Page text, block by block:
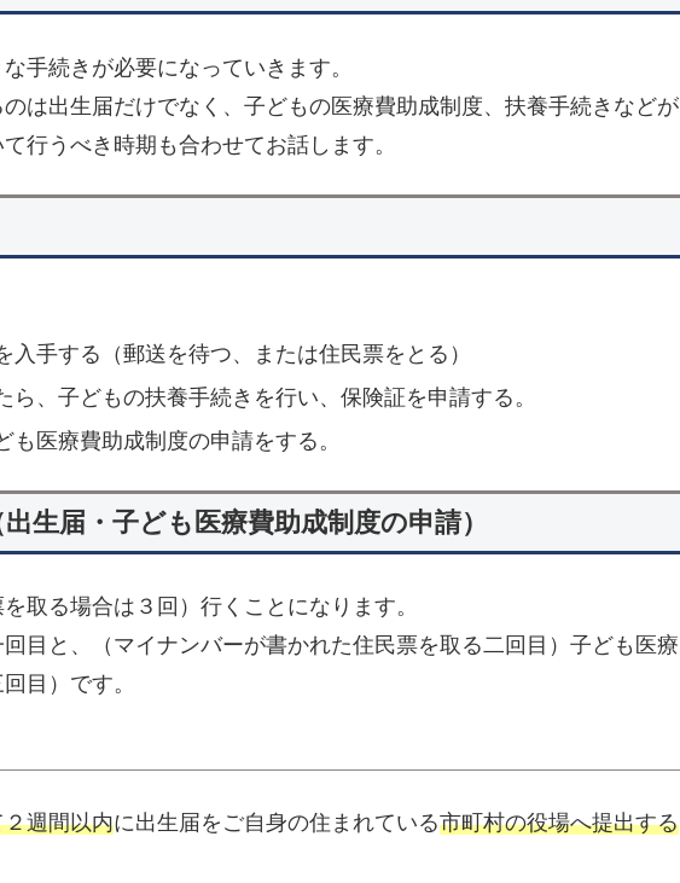
手続きが必要になっていきます。
は出生届だけでなく、子どもの医療費助成制度、扶養手続きなどが
行うべき時期も合わせてお話します。
入手する（郵送を待つ、または住民票をとる）
ら、子どもの扶養手続きを行い、保険証を申請する。
医療費助成制度の申請をする。
生届・子ども医療費助成制度の申請）
取る場合は３回）行くことになります。
目と、（マイナンバーが書かれた住民票を取る二回目）子ども医療
目）です。
週間以内に出生届をご自身の住まれている市町村の役場へ提出する